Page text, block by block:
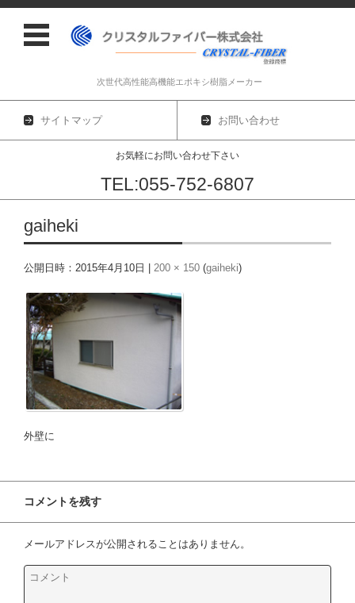
次世代高性能高機能エポキシ樹脂メーカー
サイトマップ お問い合わせ
お気軽にお問い合わせ下さい
TEL:055-752-6807
コンテンツに移動
gaiheki
公開日時： 2015年4月10日 200 × 150 (gaiheki)
外壁に
コメントを残す
メールアドレスが公開されることはありません。